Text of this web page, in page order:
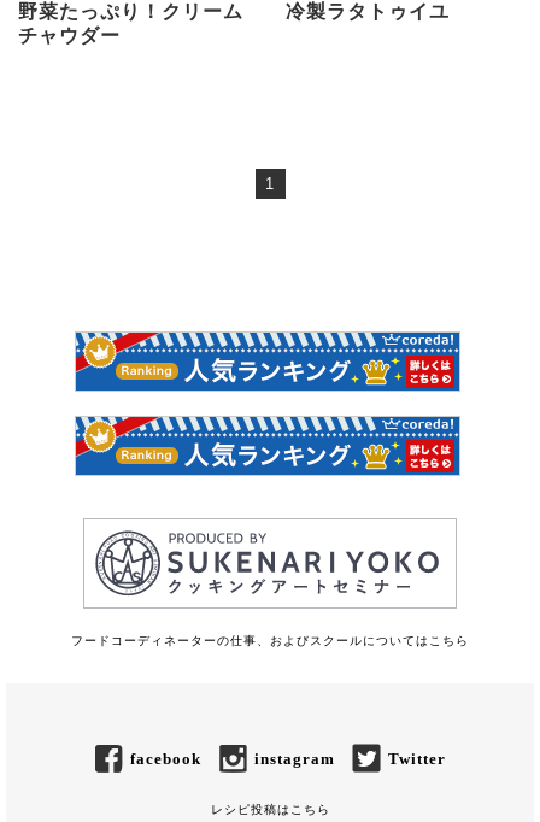
野菜たっぷり！クリーム
チャウダー
冷製ラタトゥイユ
1
フードコーディネーターの仕事、およびスクールについてはこちら
facebook instagram Twitter
レシピ投稿はこちら